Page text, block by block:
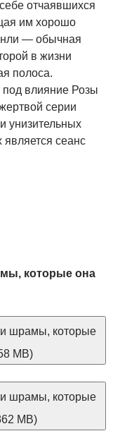
отчаявшихся
им хорошо
— обычная
в жизни
полоса.
влияние Розы
серии
унизительных
сеанс
которые она
шрамы, которые
MB)
шрамы, которые
MB)